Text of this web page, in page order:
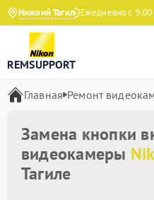
Нижний Тагил
4.9 на Яндекс Ежедневно с 9:00
REMSUPPORT
Главная Ремонт
Замена кнопки
видеокамеры
Тагиле